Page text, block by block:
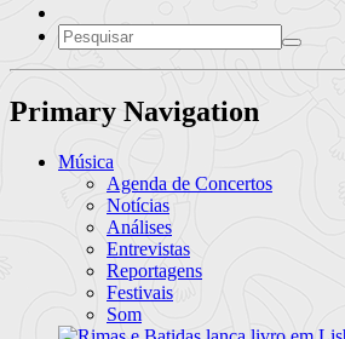
Primary Navigation
Música
Agenda de Concertos
Notícias
Análises
Entrevistas
Reportagens
Festivais
Som